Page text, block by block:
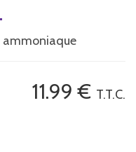
ammoniaque
11.99 € T.T.C.